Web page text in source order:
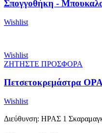
Σπογγοθήκη -
Wishlist
Wishlist
ΖΗΤΗΣΤΕ ΠΡΟΣΦΟΡΑ
Πετσετοκρεμάστρα
Wishlist
Διεύθυνση: ΗΡΑΣ 1